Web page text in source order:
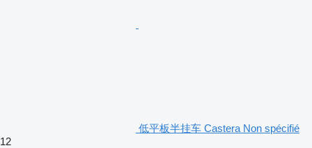
低平板半挂车 Castera Non spécifié
12